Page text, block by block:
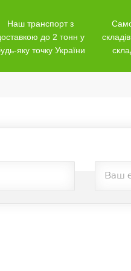
Наш транспорт з
до 2 тонн у
яку точку України
Ваш